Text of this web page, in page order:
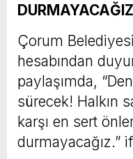
Çorum
hesabından
paylaşımda,
sürecek! Halkın
karşı en sert
durmayacağız.”